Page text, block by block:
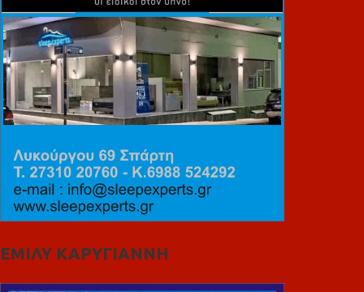
ΕΜΙΛΥ ΚΑΡΥΓΙΑΝΝΗ